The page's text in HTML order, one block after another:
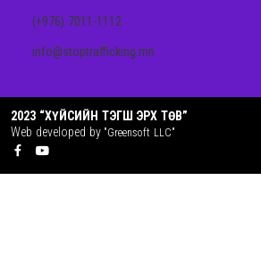
(+976) 7011-1112
info@stoptrafficking.mn
2023 “ХҮЙСИЙН ТЭГШ ЭРХ ТӨВ”
Web developed by "Greensoft LLC"